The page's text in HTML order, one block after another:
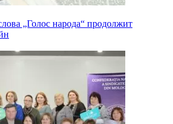
„Голос народа“ продолжит